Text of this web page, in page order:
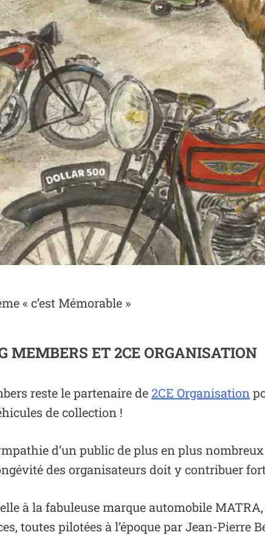
« c’est Mémorable »
MEMBERS ET 2CE ORGANISATION
reste le partenaire de2CE Organisation
de collection !
d’un public de plus en plus
des organisateurs doit y contribuer
à la fabuleuse marque automobile
toutes pilotées à l’époque par Jean-Pierre